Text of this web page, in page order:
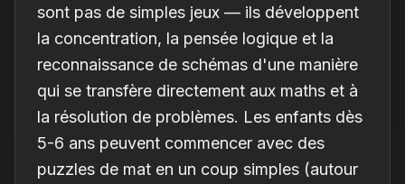
sont pas de simples jeux — ils développent
la concentration, la pensée logique et la
reconnaissance de schémas d'une manière
qui se transfère directement aux maths et à
la résolution de problèmes. Les enfants dès
5-6 ans peuvent commencer avec des
puzzles de mat en un coup simples (autour